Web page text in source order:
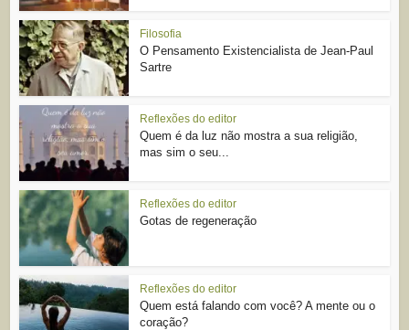
Filosofia
O Pensamento Existencialista de Jean-Paul
Sartre
Reflexões do editor
Quem é da luz não mostra a sua religião,
mas sim o seu...
Reflexões do editor
Gotas de regeneração
Reflexões do editor
Quem está falando com você? A mente ou o
coração?